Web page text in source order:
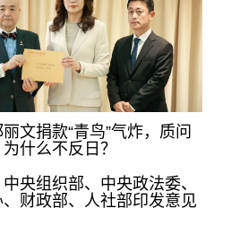
文捐款“青鸟”气炸，质问
什么不反日？
央组织部、中央政法委、
财政部、人社部印发意见